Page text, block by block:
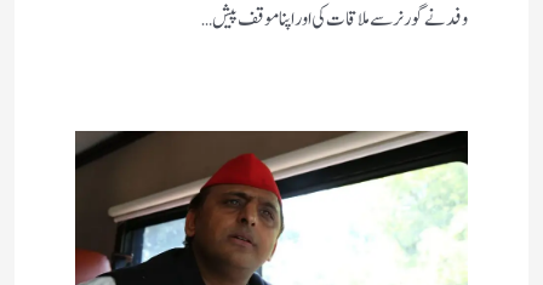
وفد نے گورنر سے ملاقات کی اور اپنا موقف پیش…